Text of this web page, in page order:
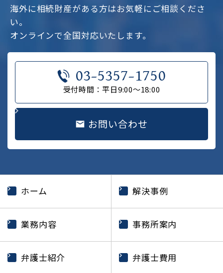
海外に相続財産がある方はお気軽にご相談くださ
い。
オンラインで全国対応いたします。
03-5357-1750
受付時間：平日9:00～18:00
お問い合わせ
ホーム 解決事例
業務内容 事務所案内
弁護士紹介 弁護士費用